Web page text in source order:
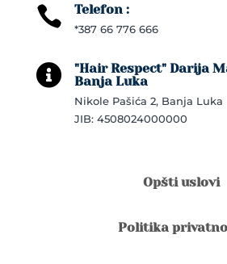
 Telefon :
*387 66 776 666

"Hair Respect" Darija
Banja Luka
Nikole Pašića 2, Banja Luka
JIB: 4508024000000
Opšti uslovi
Politika